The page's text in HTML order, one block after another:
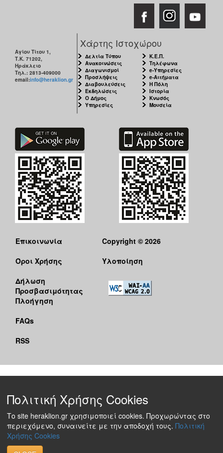
Αγίου Τίτου 1,
Τ.Κ. 71202,
Ηράκλειο
Τηλ.: 2813-409000
email:info@heraklion.gr
Χάρτης Ιστοχώρου
Δελτία Τύπου
Ανακοινώσεις
Διαγωνισμοί
Προσλήψεις
Διαβουλεύσεις
Εκδηλώσεις
Ο Δήμος
Υπηρεσίες
Κ.Ε.Π.
Τηλέφωνα
e-Υπηρεσίες
e-Αιτήματα
Η Πόλη
Ιστορία
Κνωσός
Μουσεία
Επικοινωνία
Όροι Χρήσης
Δήλωση
Προσβασιμότητας
Πλοήγηση
FAQs
RSS
Copyright © 2026
Υλοποίηση
Πολιτική Χρήσης Cookies
Το site heraklion.gr χρησιμοποιεί cookies. Προχωρώντας στο
περιεχόμενο, συναινείτε με την αποδοχή τους. Πολιτική
Χρήσης Cookies